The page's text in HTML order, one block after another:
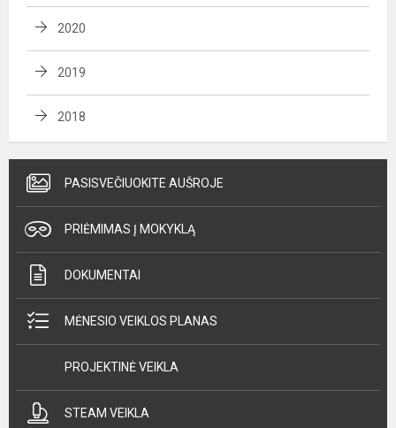
2020
2019
2018
PASISVEČIUOKITE AUŠROJE
PRIĖMIMAS Į MOKYKLĄ
DOKUMENTAI
MĖNESIO VEIKLOS PLANAS
PROJEKTINĖ VEIKLA
STEAM VEIKLA